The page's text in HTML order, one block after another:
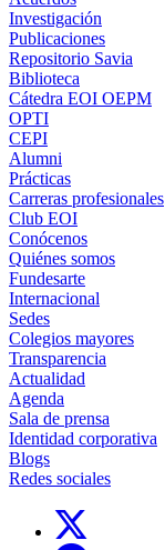
Investigación
Publicaciones
Repositorio Savia
Biblioteca
Cátedra EOI OEPM
OPTI
CEPI
Alumni
Prácticas
Carreras profesionales
Club EOI
Conócenos
Quiénes somos
Fundesarte
Internacional
Sedes
Colegios mayores
Transparencia
Actualidad
Agenda
Sala de prensa
Identidad corporativa
Blogs
Redes sociales